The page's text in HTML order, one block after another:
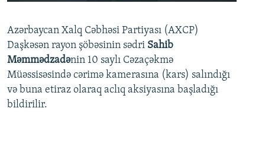
Auto 240p 360p
720p 1080p
360p
720p
1080p
Azərbaycan Xalq Cəbhəsi Partiyası (AXCP)
Daşkəsən rayon şöbəsinin sədri Sahib
Məmmədzadənin 10 saylı Cəzaçəkmə
Müəssisəsində cərimə kamerasına (kars) salındığı
və buna etiraz olaraq aclıq aksiyasına başladığı
bildirilir.